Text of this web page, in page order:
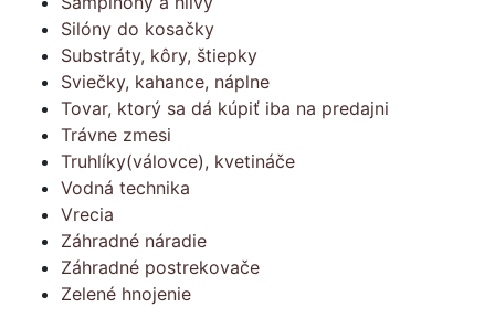
Silóny do kosačky
Substráty, kôry, štiepky
Sviečky, kahance, náplne
Tovar, ktorý sa dá kúpiť iba na predajni
Trávne zmesi
Truhlíky(válovce), kvetináče
Vodná technika
Vrecia
Záhradné náradie
Záhradné postrekovače
Zelené hnojenie